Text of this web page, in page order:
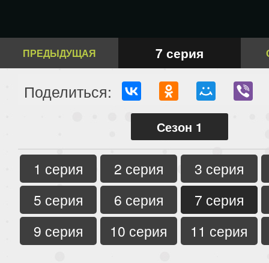
ПРЕДЫДУЩАЯ 7 серия
Поделиться:
Сезон 1
1 серия 2 серия
3 серия
5 серия
6 серия
7 серия
9 серия
10 серия 11 серия